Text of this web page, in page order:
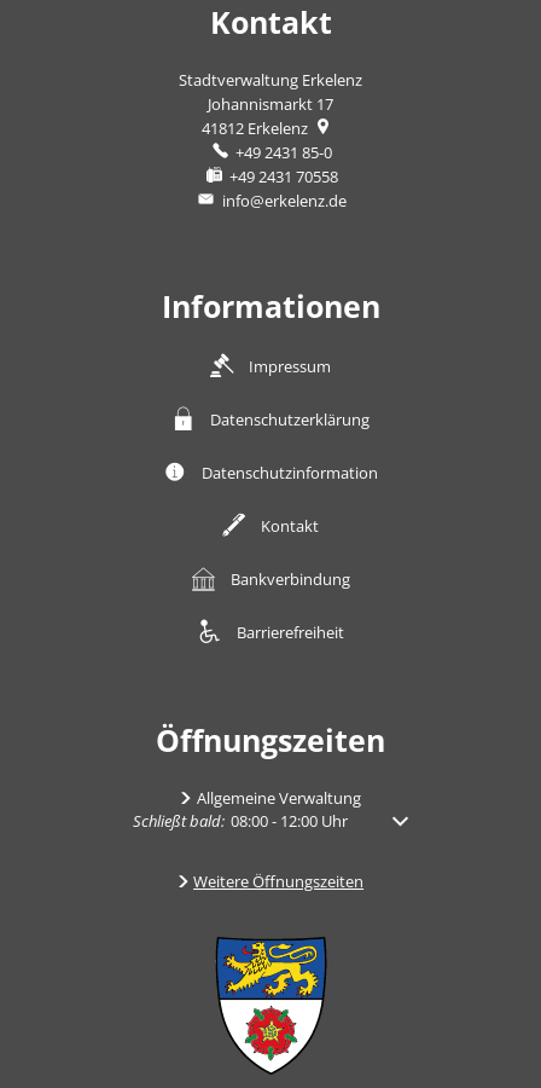
Kontakt
Stadtverwaltung Erkelenz
Johannismarkt 17
41812 Erkelenz
+49 2431 85-0
+49 2431 70558
info@erkelenz.de
Informationen
Impressum
Datenschutzerklärung
Datenschutzinformation
Kontakt
Bankverbindung
Barrierefreiheit
Öffnungszeiten
Allgemeine Verwaltung
Klicken, um weitere Öffnungs- oder Schließzeiten
Schließt bald: 08:00- 12:00 Uhr Von 08:00 bis 12:00
Weitere Öffnungszeiten